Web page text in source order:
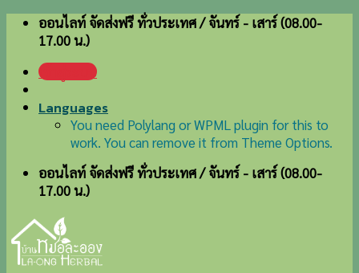
Skip ออนไลท์ จัดส่งฟรี ทั่วประเทศ / จันทร์ - เสาร์ (08.00-
17.00 น.)
เข้าสู่ระบบ
Languages
You need Polylang or WPML plugin for this to
work. You can remove it from Theme Options.
ออนไลท์ จัดส่งฟรี ทั่วประเทศ / จันทร์ - เสาร์ (08.00-
17.00 น.)